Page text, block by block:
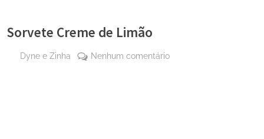
Sorvete Creme de Limão
By
Dyne e Zinha Nenhum comentárioem